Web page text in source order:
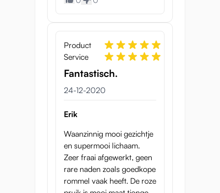
mini sekspoppen laten we ze in
kleine aantallen produceren. Als
we er geen op voorraad
aantal weken duren. Bekijk de
geschatte levertijd bovenaan de
pagina. Alle producten in je
winkelmandje worden in één
Product
Service
Fantastisch.
24-12-2020
Erik
Waanzinnig mooi gezichtje
en supermooi lichaam.
Zeer fraai afgewerkt, geen
rare naden zoals goedkope
rommel vaak heeft. De roze